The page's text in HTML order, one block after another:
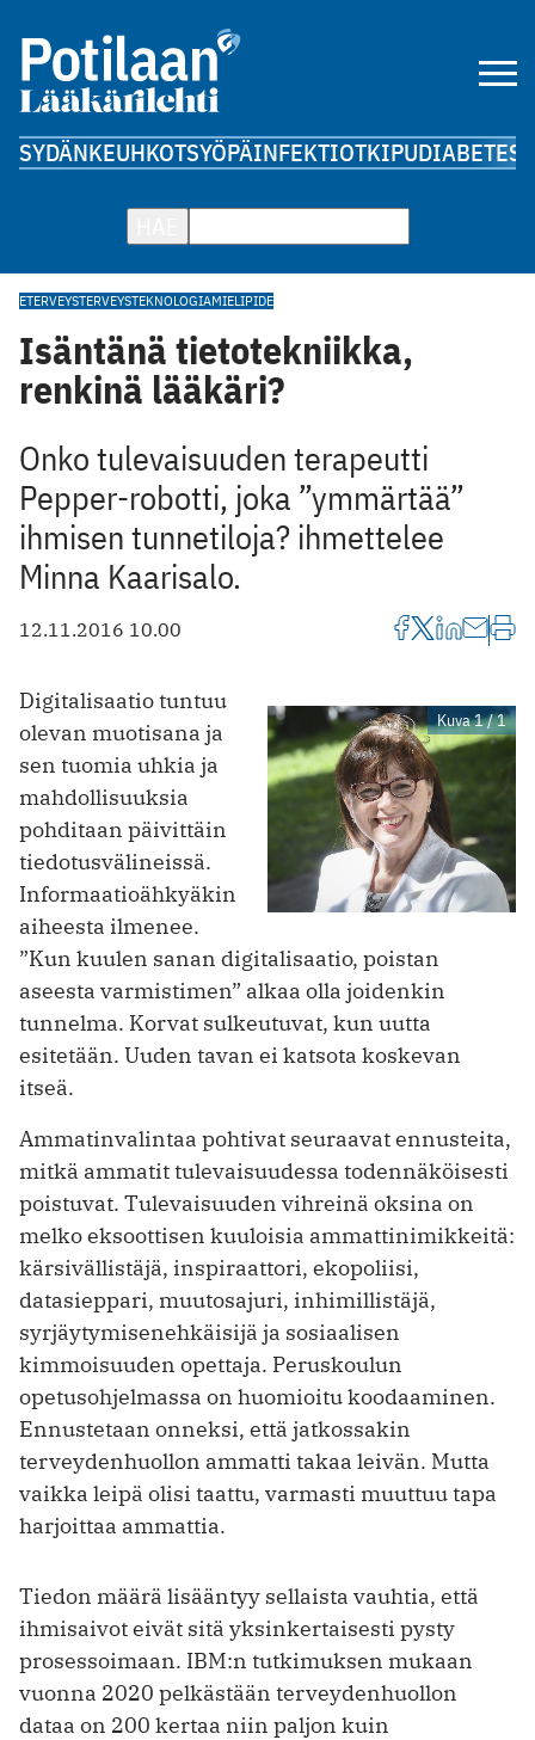
SYDÄNKEUHKOTSYÖPÄINFEKTIOTKIPUDIABETES
ETERVEYSTERVEYSTEKNOLOGIAMIELIPIDE
Isäntänä tietotekniikka,
renkinä lääkäri?
Onko tulevaisuuden terapeutti
Pepper-robotti, joka ”ymmärtää”
ihmisen tunnetiloja? ihmettelee
Minna Kaarisalo.
12.11.2016 10.00
Kuva 1 / 1
Digitalisaatio tuntuu
olevan muotisana ja
sen tuomia uhkia ja
mahdollisuuksia
pohditaan päivittäin
tiedotusvälineissä.
Informaatioähkyäkin
aiheesta ilmenee.
”Kun kuulen sanan digitalisaatio, poistan
aseesta varmistimen” alkaa olla joidenkin
tunnelma. Korvat sulkeutuvat, kun uutta
esitetään. Uuden tavan ei katsota koskevan
itseä.
Ammatinvalintaa pohtivat seuraavat ennusteita,
mitkä ammatit tulevaisuudessa todennäköisesti
poistuvat. Tulevaisuuden vihreinä oksina on
melko eksoottisen kuuloisia ammattinimikkeitä:
kärsivällistäjä, inspiraattori, ekopoliisi,
datasieppari, muutosajuri, inhimillistäjä,
syrjäytymisenehkäisijä ja sosiaalisen
kimmoisuuden opettaja. Peruskoulun
opetusohjelmassa on huomioitu koodaaminen.
Ennustetaan onneksi, että jatkossakin
terveydenhuollon ammatti takaa leivän. Mutta
vaikka leipä olisi taattu, varmasti muuttuu tapa
harjoittaa ammattia.
Tiedon määrä lisääntyy sellaista vauhtia, että
ihmisaivot eivät sitä yksinkertaisesti pysty
prosessoimaan. IBM:n tutkimuksen mukaan
vuonna 2020 pelkästään terveydenhuollon
dataa on 200 kertaa niin paljon kuin